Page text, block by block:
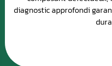
diagnostic approfondi